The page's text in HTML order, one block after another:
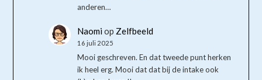
anderen…
Naomiop Zelfbeeld
16 juli 2025
Mooi geschreven. En dat tweede punt herken
ik heel erg. Mooi dat dat bij de intake ook